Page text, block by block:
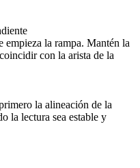
la rampa. Mantén la
con la arista de la
la alineación de la
la lectura sea estable y